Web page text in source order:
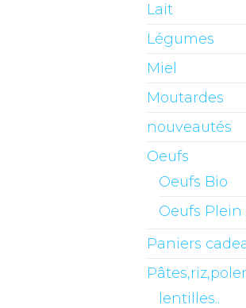
Lait
Légumes
Miel
Moutardes
nouveautés
Oeufs
Oeufs Bio
Oeufs Plein
Paniers
lentilles..